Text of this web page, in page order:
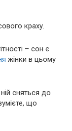
краху.
– сон є
жінки в цьому
сняться до
що